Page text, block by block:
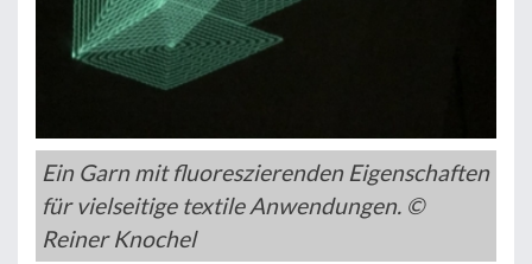
Ein Garn mit fluoreszierenden Eigenschaften
für vielseitige textile Anwendungen. ©
Reiner Knochel